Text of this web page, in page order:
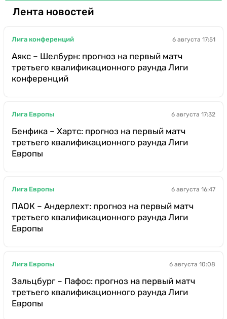
Лента новостей
Лига конференций 6 августа 17:51
Аякс – Шелбурн: прогноз на первый матч
третьего квалификационного раунда Лиги
конференций
Лига Европы 6 августа 17:32
Бенфика – Хартс: прогноз на первый матч
третьего квалификационного раунда Лиги
Европы
Лига Европы 6 августа 16:47
ПАОК – Андерлехт: прогноз на первый матч
третьего квалификационного раунда Лиги
Европы
Лига Европы 6 августа 10:08
Зальцбург – Пафос: прогноз на первый матч
третьего квалификационного раунда Лиги
Европы